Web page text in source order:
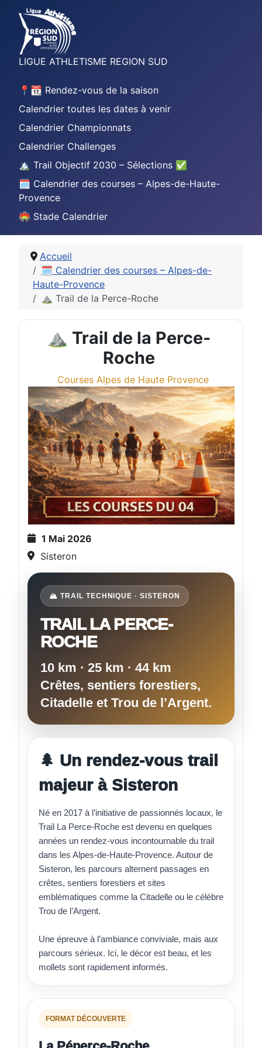
LIGUE ATHLETISME REGION SUD
📍📆 Rendez-vous de la saison
Calendrier toutes les dates à venir
Calendrier Championnats
Calendrier Challenges
🏔️ Trail Objectif 2030 – Sélections ✅
🗓️ Calendrier des courses – Alpes-de-Haute-
Provence
🏟️ Stade Calendrier
Accueil
🗓️ Calendrier des courses – Alpes-de-
Haute-Provence
⛰️ Trail de la Perce-Roche
⛰️ Trail de la Perce-
Roche
Courses Alpes de Haute Provence
1 Mai 2026
Sisteron
🏔️ TRAIL TECHNIQUE · SISTERON
TRAIL LA PERCE-
ROCHE
10 km · 25 km · 44 km
Crêtes, sentiers forestiers,
Citadelle et Trou de l’Argent.
🌲 Un rendez-vous trail
majeur à Sisteron
Né en 2017 à l’initiative de passionnés locaux, le
Trail La Perce-Roche est devenu en quelques
années un rendez-vous incontournable du trail
dans les Alpes-de-Haute-Provence. Autour de
Sisteron, les parcours alternent passages en
crêtes, sentiers forestiers et sites
emblématiques comme la Citadelle ou le célèbre
Trou de l’Argent.
Une épreuve à l’ambiance conviviale, mais aux
parcours sérieux. Ici, le décor est beau, et les
mollets sont rapidement informés.
FORMAT DÉCOUVERTE